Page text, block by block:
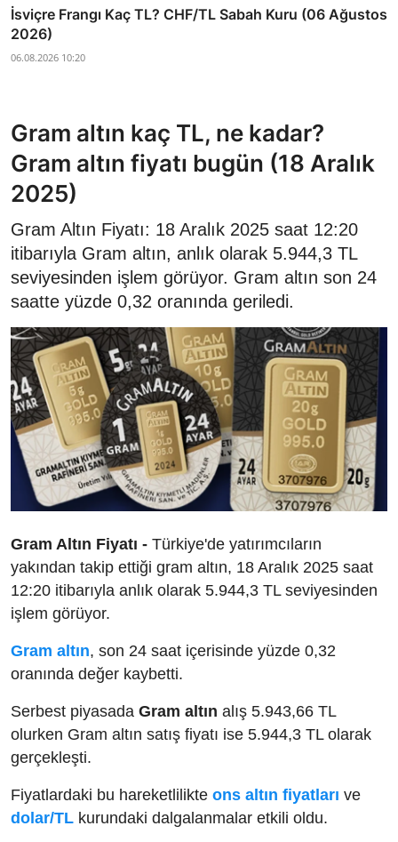
İsviçre Frangı Kaç TL? CHF/TL Sabah Kuru (06 Ağustos
2026)
06.08.2026 10:20
Gram altın kaç TL, ne kadar?
Gram altın fiyatı bugün (18 Aralık
2025)
Gram Altın Fiyatı: 18 Aralık 2025 saat 12:20
itibarıyla Gram altın, anlık olarak 5.944,3 TL
seviyesinden işlem görüyor. Gram altın son 24
saatte yüzde 0,32 oranında geriledi.
Gram Altın Fiyatı - Türkiye'de yatırımcıların
yakından takip ettiği gram altın, 18 Aralık 2025 saat
12:20 itibarıyla anlık olarak 5.944,3 TL seviyesinden
işlem görüyor.
Gram altın, son 24 saat içerisinde yüzde 0,32
oranında değer kaybetti.
Serbest piyasada Gram altın alış 5.943,66 TL
olurken Gram altın satış fiyatı ise 5.944,3 TL olarak
gerçekleşti.
Fiyatlardaki bu hareketlilikte ons altın fiyatları ve
dolar/TL kurundaki dalgalanmalar etkili oldu.